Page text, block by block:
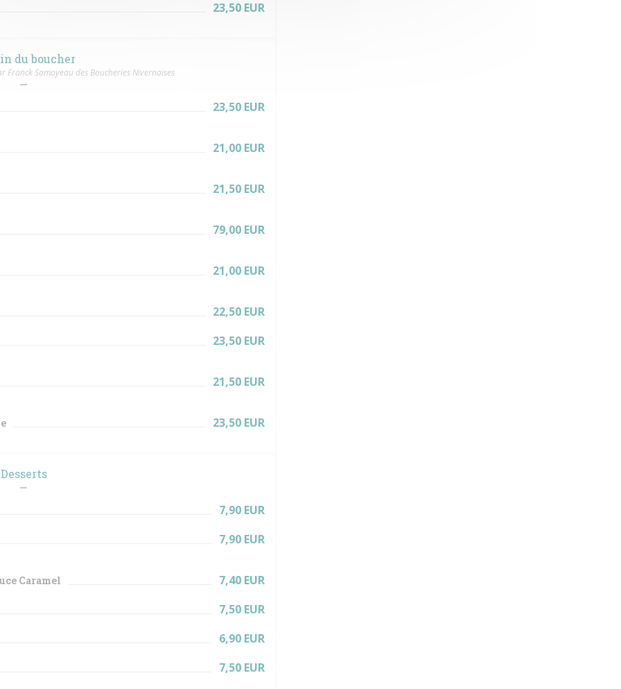
23,50 EUR
du boucher
Franck Samoyeau des Boucheries Nivernaises
23,50 EUR
21,00 EUR
21,50 EUR
79,00 EUR
21,00 EUR
22,50 EUR
23,50 EUR
21,50 EUR
23,50 EUR
Desserts
7,90 EUR
7,90 EUR
Caramel 7,40 EUR
7,50 EUR
6,90 EUR
7,50 EUR